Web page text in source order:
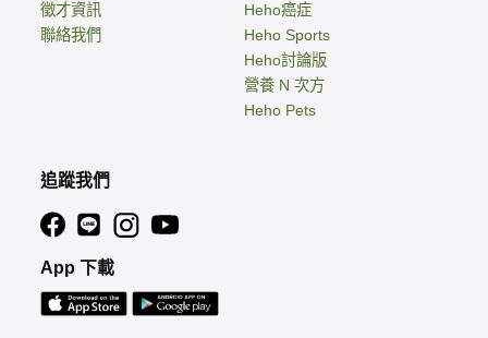
徵才資訊
聯絡我們
Heho癌症
Heho Sports
Heho討論版
營養 N 次方
Heho Pets
追蹤我們
App 下載